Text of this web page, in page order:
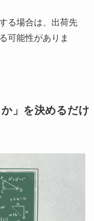
る場合は、出荷先
可能性がありま
」を決めるだけ